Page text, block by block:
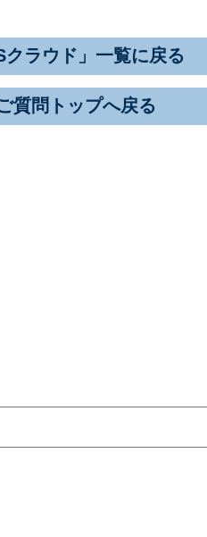
クラウド」一覧に戻る
質問トップへ戻る